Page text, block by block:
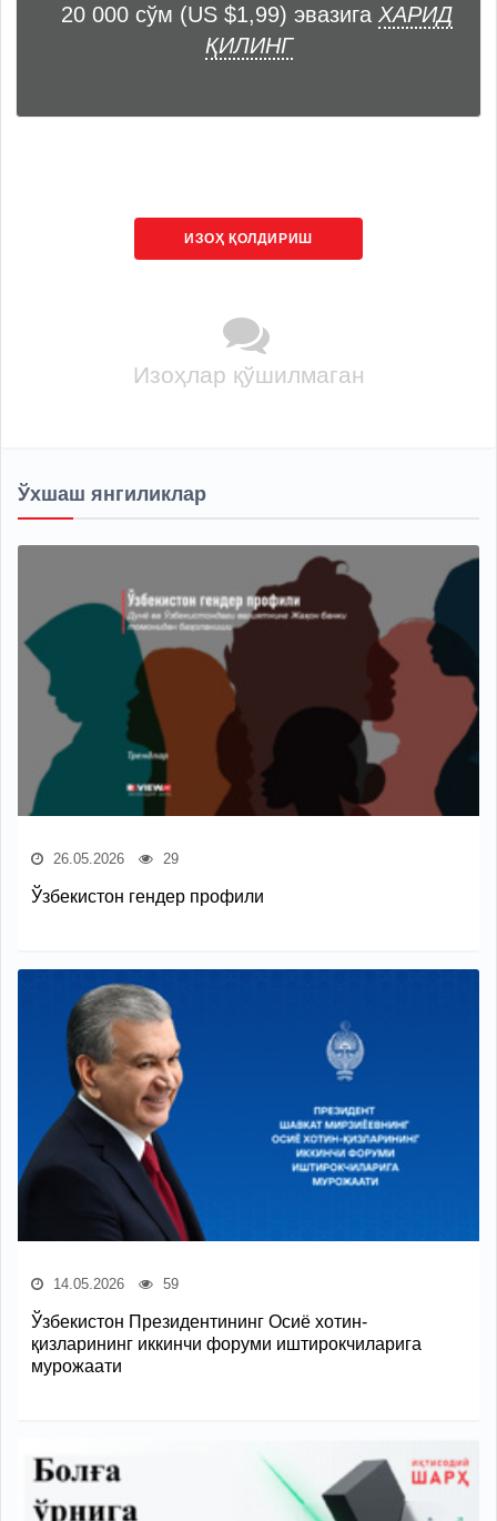
20 000 сўм (US $1,99) эвазига ХАРИД
ҚИЛИНГ
ИЗОҲ ҚОЛДИРИШ
Изоҳлар қўшилмаган
Ўхшаш янгиликлар
26.05.2026 29
Ўзбекистон гендер профили
14.05.2026 59
Ўзбекистон Президентининг Осиё хотин-
қизларининг иккинчи форуми иштирокчиларига
мурожаати